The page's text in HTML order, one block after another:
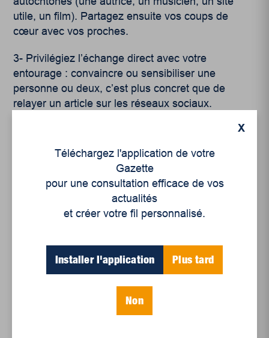
utile, un film). Partagez ensuite vos coups de
cœur avec vos proches.
3- Privilégiez l’échange direct avec votre
entourage : convaincre ou sensibiliser une
personne ou deux, c’est plus concret que de
relayer un article sur les réseaux sociaux.
4- Portez votre chandail orange en tâchant de voir
journées.
5- Prenez soin de vous, de vos proches et de qui
vous tendra la main. Parce que la reconstruction
des rapports exige certes des changements à
l’échelle nationale, mais aussi un engagement
X
Téléchargez l'application de votre
Gazette
pour une consultation efficace de vos
actualités
et créer votre fil personnalisé.
Installer l'application Plus tard
Non